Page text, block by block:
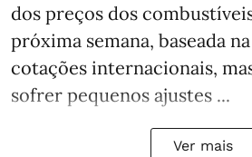
dos preços dos
próxima semana, baseada
cotações internacionais,
sofrer pequenos ajustes ...
Ver mais